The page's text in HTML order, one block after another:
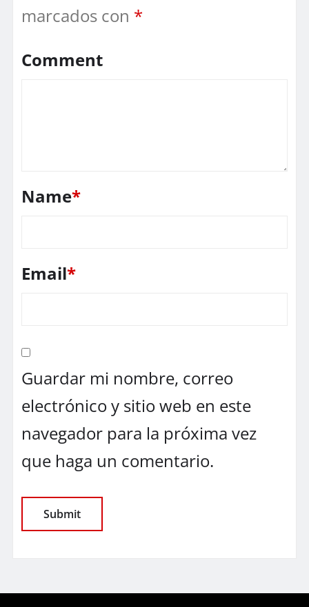
marcados con *
Comment
Name*
Email*
Guardar mi nombre, correo
electrónico y sitio web en este
navegador para la próxima vez
que haga un comentario.